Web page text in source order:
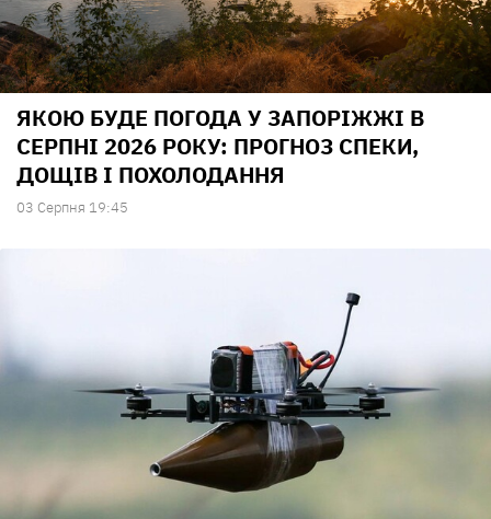
ЯКОЮ БУДЕ ПОГОДА У ЗАПОРІЖЖІ В
СЕРПНІ 2026 РОКУ: ПРОГНОЗ СПЕКИ,
ДОЩІВ І ПОХОЛОДАННЯ
03 Серпня 19:45